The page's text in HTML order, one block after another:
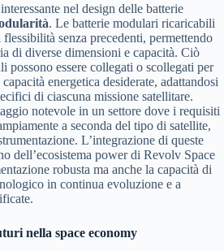
nel design delle batterie
. Le batterie modulari ricaricabili
senza precedenti, permettendo
di diverse dimensioni e capacità. Ciò
possono essere collegati o scollegati per
energetica desiderate, adattandosi
di ciascuna missione satellitare.
notevole in un settore dove i requisiti
a seconda del tipo di satellite,
L’integrazione di queste
dell’ecosistema power di Revolv Space
robusta ma anche la capacità di
in continua evoluzione e a
nella space economy